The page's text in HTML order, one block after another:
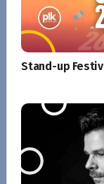
Stand-up